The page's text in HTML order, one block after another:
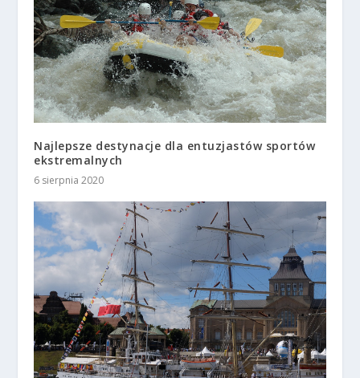
Najlepsze destynacje dla entuzjastów sportów
ekstremalnych
6 sierpnia 2020